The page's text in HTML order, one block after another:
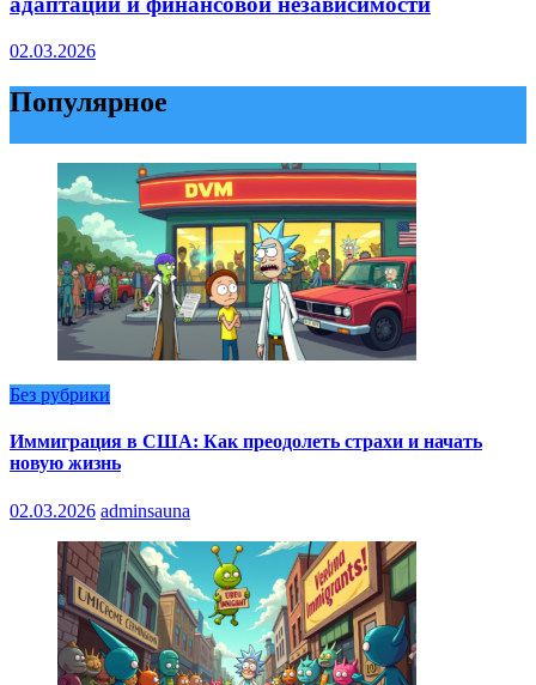
02.03.2026
Популярное
Без рубрики
Иммиграция в США: Как преодолеть страхи и начать
новую жизнь
02.03.2026 adminsauna